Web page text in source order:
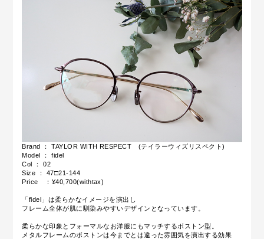
Brand ： TAYLOR WITH RESPECT (テイラーウィズリスペクト)
Model ： fidel
Col ： 02
Size ： 47□21-144
Price ：¥40,700(withtax)
「fidel」は柔らかなイメージを演出し
フレーム全体が肌に馴染みやすいデザインとなっています。
柔らかな印象とフォーマルなお洋服にもマッチするボストン型。
メタルフレームのボストンは今までとは違った雰囲気を演出する効果